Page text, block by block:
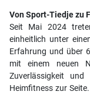
Von Sport-Tiedje zu
Seit Mai 2024
einheitlich unter
Erfahrung und über
mit einem neuen
Zuverlässigkeit
Heimfitness zur